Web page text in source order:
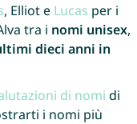
, Elliot e Lucas per i
tra i nomi unisex,
dieci anni in
di nomi di
i nomi più